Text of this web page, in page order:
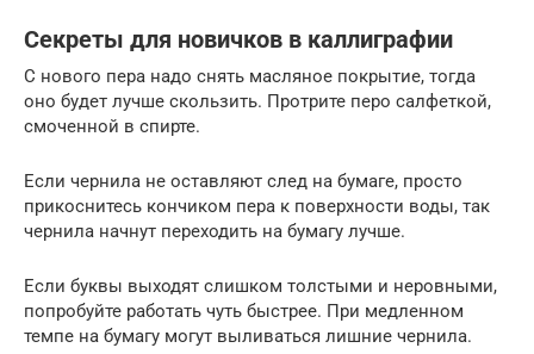
Секреты для новичков в каллиграфии
С нового пера надо снять масляное покрытие, тогда
оно будет лучше скользить. Протрите перо салфеткой,
смоченной в спирте.
Если чернила не оставляют след на бумаге, просто
прикоснитесь кончиком пера к поверхности воды, так
чернила начнут переходить на бумагу лучше.
Если буквы выходят слишком толстыми и неровными,
попробуйте работать чуть быстрее. При медленном
темпе на бумагу могут выливаться лишние чернила.